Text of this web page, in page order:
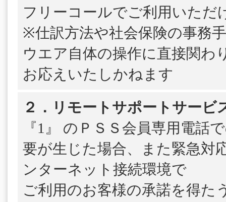
フリーコールでご利用いただ
※仕訳方法や社会保険の事務
ウエア自体の操作に直接関わ
お応えいたしかねます
２．リモートサポートサービ
『1』 のＰＳＳ会員専用電話
要が生じた場合、また緊急対
ンターネット接続環境で
ご利用のお客様の承諾を得た